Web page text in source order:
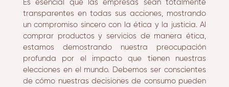
Es esencial que las empresas sean totalmente
transparentes en todas sus acciones, mostrando
un compromiso sincero con la ética y la justicia. Al
comprar productos y servicios de manera ética,
estamos demostrando nuestra preocupación
profunda por el impacto que tienen nuestras
elecciones en el mundo. Debemos ser conscientes
de cómo nuestras decisiones de consumo pueden